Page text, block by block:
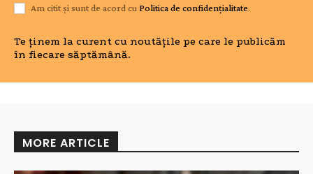
Am citit și sunt de acord cuPolitica de confidențialitate.
Te ținem la curent cu noutățile pe care le publicăm
în fiecare săptămână.
MORE ARTICLE